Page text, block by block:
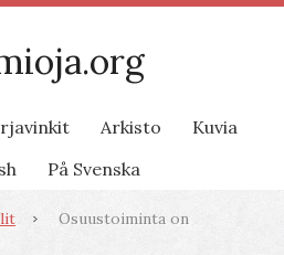
Arkisto
Kuvia
På Svenska
Osuustoiminta on